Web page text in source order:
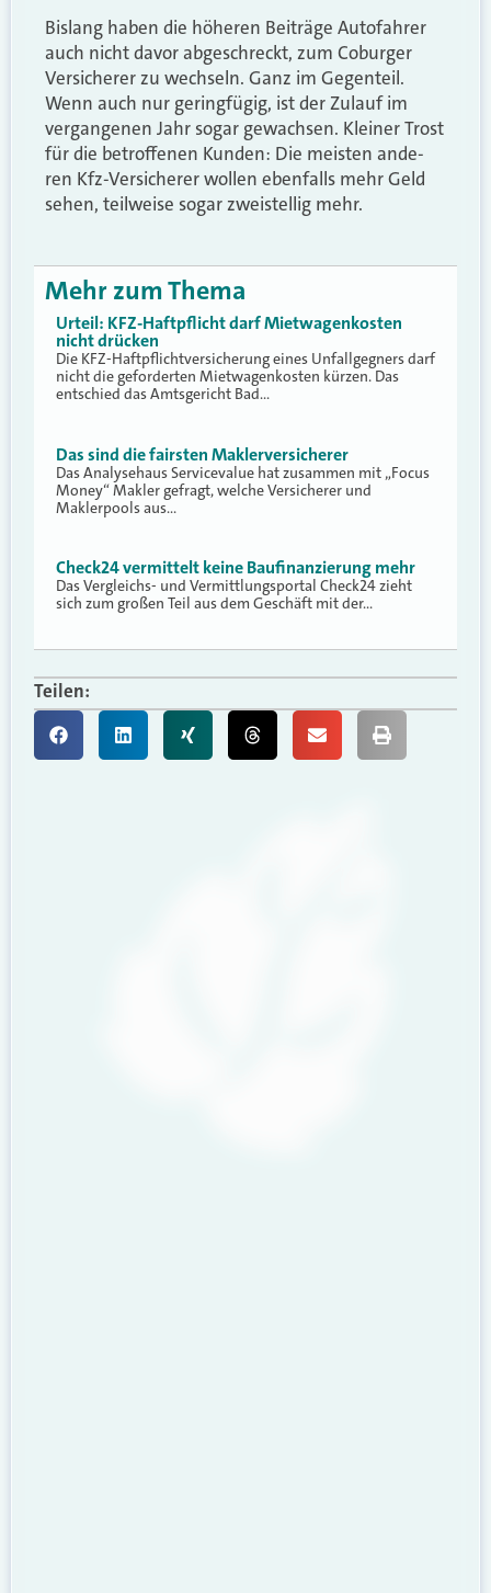
Bislang haben die höheren Beiträge Autofahrer
auch nicht davor abgeschreckt, zum Coburger
Versicherer zu wechseln. Ganz im Gegenteil.
Wenn auch nur geringfügig, ist der Zulauf im
vergangenen Jahr sogar gewachsen. Kleiner Trost
für die betroffenen Kunden: Die meisten ande-
ren Kfz-Versicherer wollen ebenfalls mehr Geld
sehen, teilweise sogar zweistellig mehr.
Mehr zum Thema
Urteil: KFZ-Haftpflicht darf Mietwagenkosten
nicht drücken
Die KFZ-Haftpflichtversicherung eines Unfallgegners darf
nicht die geforderten Mietwagenkosten kürzen. Das
entschied das Amtsgericht Bad…
Das sind die fairsten Maklerversicherer
Das Analysehaus Servicevalue hat zusammen mit „Focus
Money“ Makler gefragt, welche Versicherer und
Maklerpools aus…
Check24 vermittelt keine Baufinanzierung mehr
Das Vergleichs- und Vermittlungsportal Check24 zieht
sich zum großen Teil aus dem Geschäft mit der…
Teilen: